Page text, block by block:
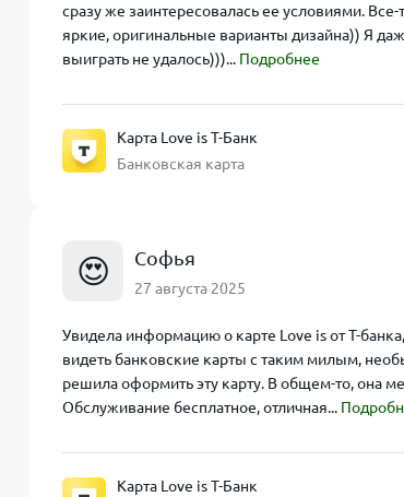
сразу же заинтересовалась ее условиями.
яркие, оригинальные варианты дизайна)) Я
выиграть не удалось)))... Подробнее
Карта Love is Т-Банк
Банковская карта
😍 Софья
27 августа 2025
Увидела информацию о карте Love is от Т-
видеть банковские карты с таким милым,
решила оформить эту карту. В общем-то, она
Обслуживание бесплатное, отличная...
Карта Love is Т-Банк